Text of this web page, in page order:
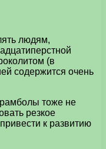
людям,
(в
содержится очень
тоже не
резкое
к развитию